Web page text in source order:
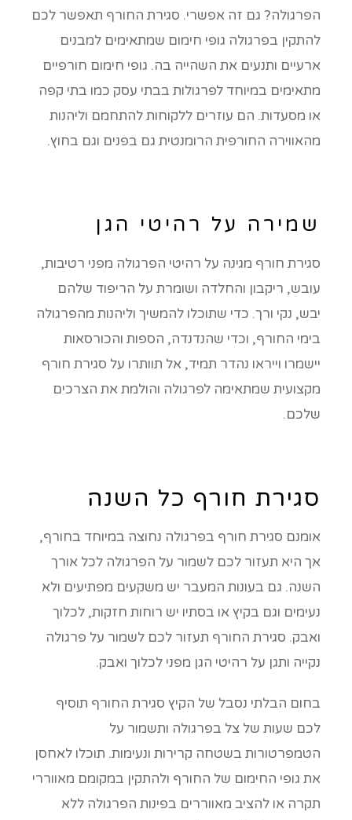
הפרגולה? גם זה אפשרי. סגירת החורף תאפשר לכם
להתקין בפרגולה גופי חימום שמתאימים למבנים
ארעיים ותנעים את השהייה בה. גופי חימום חורפיים
מתאימים במיוחד לפרגולות בבתי עסק כמו בתי קפה
או מסעדות. הם עוזרים ללקוחות להתחמם וליהנות
מהאווירה החורפית הרומנטית גם בפנים וגם בחוץ.
שמירה על רהיטי הגן
סגירת חורף מגינה על רהיטי הפרגולה מפני רטיבות,
עובש, ריקבון והחלדה ושומרת על הריפוד שלהם
יבש, נקי ורך. כדי שתוכלו להמשיך וליהנות מהפרגולה
בימי החורף, וכדי שהנדנדה, הספות והכורסאות
יישמרו וייראו נהדר תמיד, אל תוותרו על סגירת חורף
מקצועית שמתאימה לפרגולה והולמת את הצרכים
שלכם.
סגירת חורף כל השנה
אומנם סגירת חורף בפרגולה נחוצה במיוחד בחורף,
אך היא תעזור לכם לשמור על הפרגולה לכל אורך
השנה. גם בעונות המעבר יש משקעים מפתיעים ולא
נעימים וגם בקיץ או בסתיו יש רוחות חזקות, לכלוך
ואבק. סגירת החורף תעזור לכם לשמור על פרגולה
נקייה ותגן על רהיטי הגן מפני לכלוך ואבק.
בחום הבלתי נסבל של הקיץ סגירת החורף תוסיף
לכם שעות של צל בפרגולה ותשמור על
הטמפרטורות בשטחה קרירות ונעימות. תוכלו לאחסן
את גופי החימום של החורף ולהתקין במקומם מאווררי
תקרה או להציב מאווררים בפינות הפרגולה ללא